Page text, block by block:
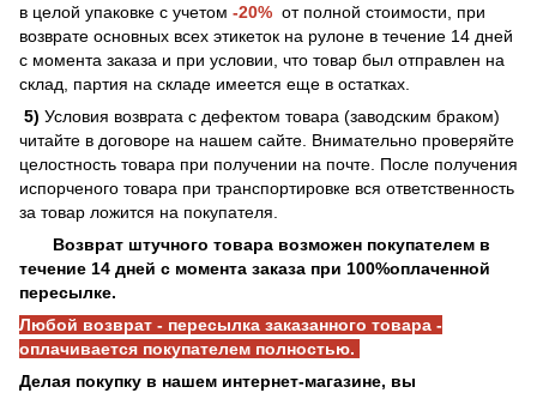
в целой упаковке с учетом -20% от полной стоимости, при
возврате основных всех этикеток на рулоне в течение 14 дней
с момента заказа и при условии, что товар был отправлен на
склад, партия на складе имеется еще в остатках.
5) Условия возврата с дефектом товара (заводским браком)
читайте в договоре на нашем сайте. Внимательно проверяйте
целостность товара при получении на почте. После получения
испорченого товара при транспортировке вся ответственность
за товар ложится на покупателя.
Возврат штучного товара возможен покупателем в
течение 14 дней с момента заказа при 100%оплаченной
пересылке.
Любой возврат - пересылка заказанного товара -
оплачивается покупателем полностью.
Делая покупку в нашем интернет-магазине, вы